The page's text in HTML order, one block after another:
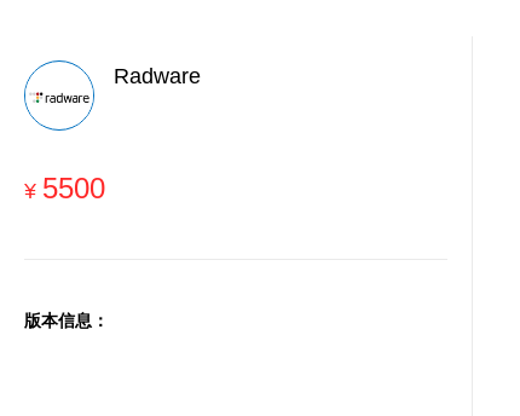
Radware
¥ 5500
版本信息：